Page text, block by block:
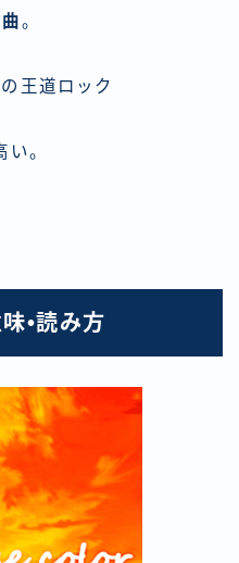
。
王道ロック
い。
•読み方